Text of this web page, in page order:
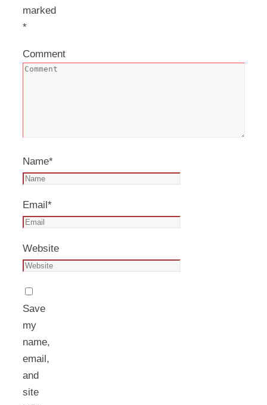
marked
*
Comment
Name*
Email*
Website
Save
my
name,
email,
and
site